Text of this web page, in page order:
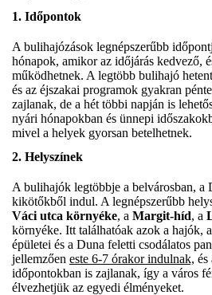
1. Időpontok
A bulihajózások legnépszerűbb
hónapok, amikor az időjárás kedvező,
működhetnek. A legtöbb bulihajó
és az éjszakai programok gyakran
zajlanak, de a hét többi napján is
nyári hónapokban és ünnepi
mivel a helyek gyorsan betelhetnek.
2. Helyszínek
A bulihajók legtöbbje a belvárosban, a
kikötőkből indul. A legnépszerűbb
Váci utca környéke, a Margit-híd, a
környéke. Itt találhatóak azok a hajók,
épületei és a Duna feletti csodálatos
jellemzően este 6-7 órakor indulnak, és
időpontokban is zajlanak, így a város
élvezhetjük az egyedi élményeket.